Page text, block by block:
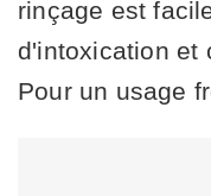
rinçage est
d'intoxication et
Pour un usage